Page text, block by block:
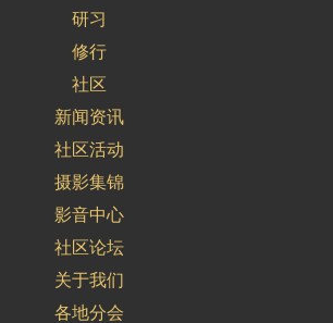
研习
修行
社区
新闻资讯
社区活动
摄影集锦
影音中心
社区论坛
关于我们
各地分会